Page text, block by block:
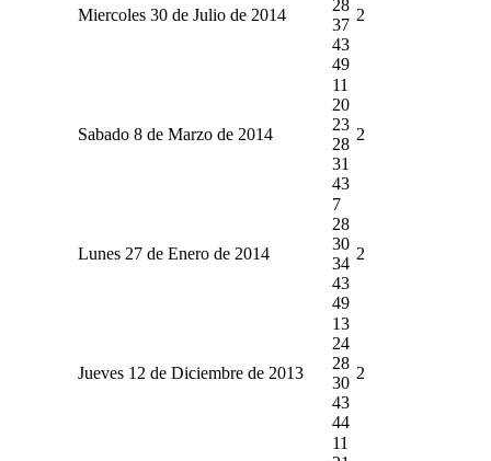
Miercoles 30 de Julio de 2014
28
37
43
49
2
Sabado 8 de Marzo de 2014
11
20
23
28
31
43
2
Lunes 27 de Enero de 2014
7
28
30
34
43
49
2
Jueves 12 de Diciembre de 2013
13
24
28
30
43
44
2
11